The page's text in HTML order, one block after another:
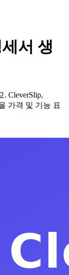
서 생
CleverSlip,
가격 및 기능 표